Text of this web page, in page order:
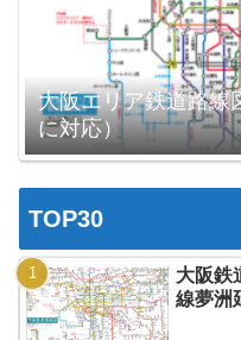
大阪エリア鉄道路線
に対応）
TOP30
大阪鉄
線夢洲